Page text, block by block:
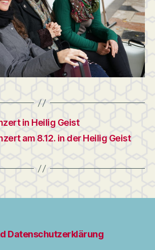
in Heilig Geist
am 8.12. in der Heilig Geist
Datenschutzerklärung